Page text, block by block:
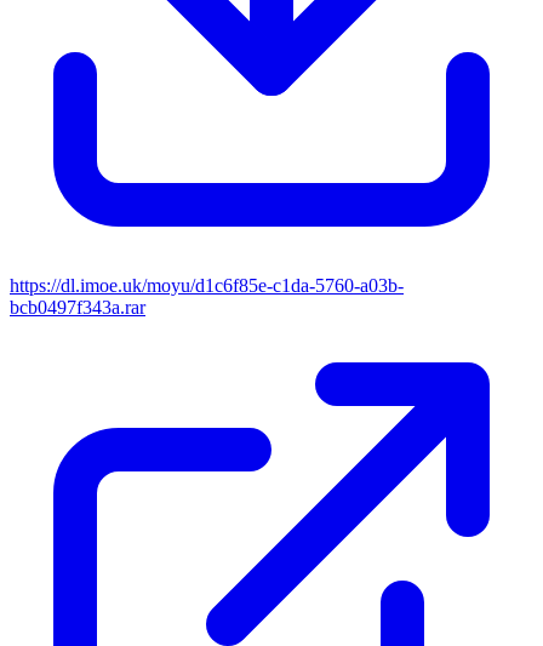
https://dl.imoe.uk/moyu/d1c6f85e-c1da-5760-a03b-
bcb0497f343a.rar